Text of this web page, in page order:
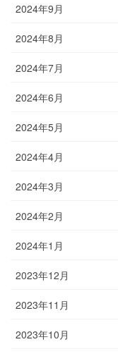
2024年9月
2024年8月
2024年7月
2024年6月
2024年5月
2024年4月
2024年3月
2024年2月
2024年1月
2023年12月
2023年11月
2023年10月